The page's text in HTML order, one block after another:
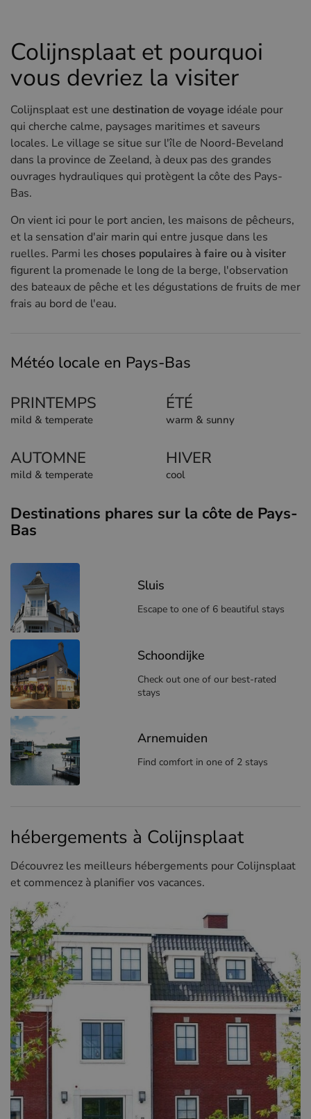
Hôtels à Dunkerque (FR)
Colijnsplaat et pourquoi
vous devriez la visiter
Colijnsplaat est une destination de voyage idéale pour
qui cherche calme, paysages maritimes et saveurs
locales. Le village se situe sur l'île de Noord-Beveland
dans la province de Zeeland, à deux pas des grandes
ouvrages hydrauliques qui protègent la côte des Pays-
Bas.
On vient ici pour le port ancien, les maisons de pêcheurs,
et la sensation d'air marin qui entre jusque dans les
ruelles. Parmi les choses populaires à faire ou à visiter
figurent la promenade le long de la berge, l'observation
des bateaux de pêche et les dégustations de fruits de mer
frais au bord de l'eau.
Météo locale en Pays-Bas
PRINTEMPS
mild & temperate
ÉTÉ
warm & sunny
AUTOMNE
mild & temperate
HIVER
cool
Destinations phares sur la côte de Pays-
Bas
Sluis
Escape to one of 6 beautiful stays
Schoondijke
Check out one of our best-rated
stays
Arnemuiden
Find comfort in one of 2 stays
hébergements à Colijnsplaat
Découvrez les meilleurs hébergements pour Colijnsplaat
et commencez à planifier vos vacances.